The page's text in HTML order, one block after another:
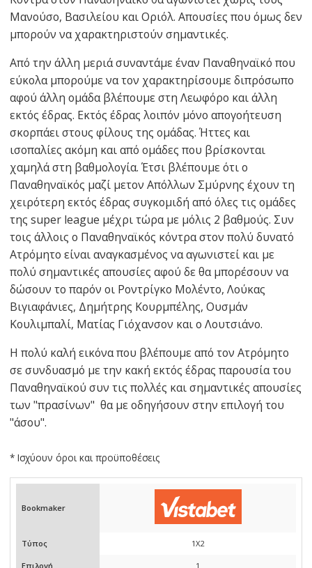
Μανούσο, Βασιλείου και Οριόλ. Απουσίες που όμως δεν
μπορούν να χαρακτηριστούν σημαντικές.
Από την άλλη μεριά συναντάμε έναν Παναθηναϊκό που
εύκολα μπορούμε να τον χαρακτηρίσουμε διπρόσωπο
αφού άλλη ομάδα βλέπουμε στη Λεωφόρο και άλλη
εκτός έδρας. Εκτός έδρας λοιπόν μόνο απογοήτευση
σκορπάει στους φίλους της ομάδας. Ήττες και
ισοπαλίες ακόμη και από ομάδες που βρίσκονται
χαμηλά στη βαθμολογία. Έτσι βλέπουμε ότι ο
Παναθηναϊκός μαζί μετον Απόλλων Σμύρνης έχουν τη
χειρότερη εκτός έδρας συγκομιδή από όλες τις ομάδες
της super league μέχρι τώρα με μόλις 2 βαθμούς. Συν
τοις άλλοις ο Παναθηναϊκός κόντρα στον πολύ δυνατό
Ατρόμητο είναι αναγκασμένος να αγωνιστεί και με
πολύ σημαντικές απουσίες αφού δε θα μπορέσουν να
δώσουν το παρόν οι Ροντρίγκο Μολέντο, Λούκας
Βιγιαφάνιες, Δημήτρης Κουρμπέλης, Ουσμάν
Κουλιμπαλί, Ματίας Γιόχανσον και ο Λουτσιάνο.
Η πολύ καλή εικόνα που βλέπουμε από τον Ατρόμητο
σε συνδυασμό με την κακή εκτός έδρας παρουσία του
Παναθηναϊκού συν τις πολλές και σημαντικές απουσίες
των "πρασίνων" θα με οδηγήσουν στην επιλογή του
"άσου".
* Ισχύουν όροι και προϋποθέσεις
Bookmaker
Τύπος 1X2
Επιλογή 1